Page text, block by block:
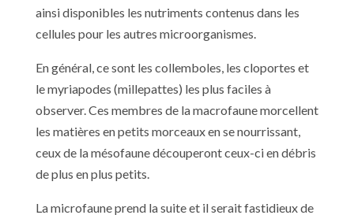
ainsi disponibles les nutriments contenus dans les
cellules pour les autres microorganismes.
En général, ce sont les collemboles, les cloportes et
le myriapodes (millepattes) les plus faciles à
observer. Ces membres de la macrofaune morcellent
les matières en petits morceaux en se nourrissant,
ceux de la mésofaune découperont ceux-ci en débris
de plus en plus petits.
La microfaune prend la suite et il serait fastidieux de